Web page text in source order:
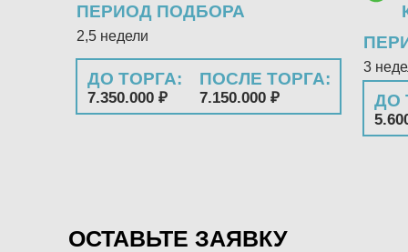
ПЕРИОД ПОДБОРА
ДО ТОРГА: ПОСЛЕ ТОРГА:
2,5 недели
7.350.000 ₽ 7.150.000 ₽ ДО
3
ОСТАВЬТЕ ЗАЯВКУ